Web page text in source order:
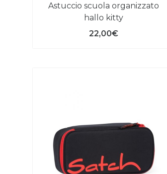
astuccio scuola organizzato
hallo kitty
22,00€